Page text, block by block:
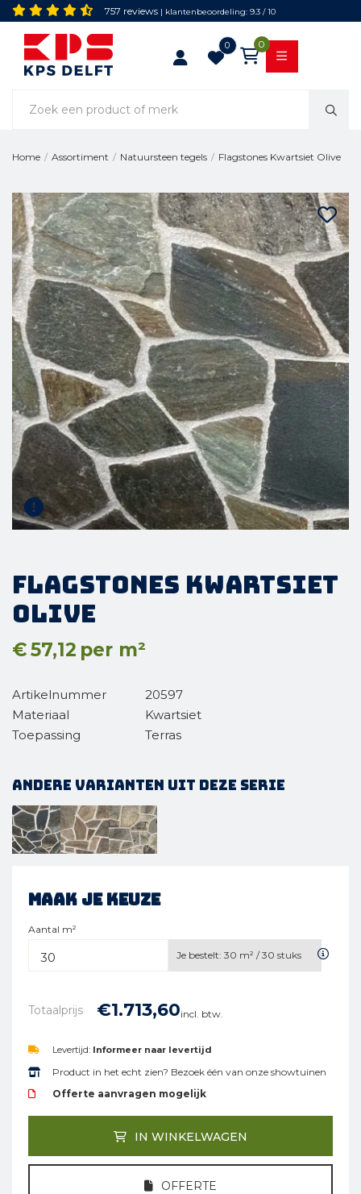
757 reviews | klantenbeoordeling: 9.3 / 10
0 0
Home / Assortiment / Natuursteen tegels / Flagstones Kwartsiet Olive
Flagstones Kwartsiet
Olive
€57,12 per m²
Artikelnummer
20597
Materiaal
Kwartsiet
Toepassing
Terras
Andere varianten uit deze serie
Maak je keuze
Aantal m²
Je bestelt: 30 m² /30 stuks
Totaalprijs €1.713,60incl. btw.
Levertijd: Informeer naar levertijd
Product in het echt zien? Bezoek één van onze showtuinen
Offerte aanvragen mogelijk
IN WINKELWAGEN
OFFERTE